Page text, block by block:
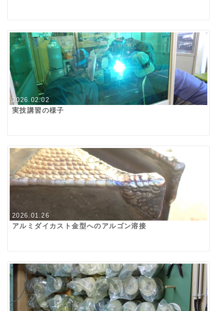
2026.02.02
実技講習の様子
2026.01.26
アルミダイカスト金型へのアルゴン溶接